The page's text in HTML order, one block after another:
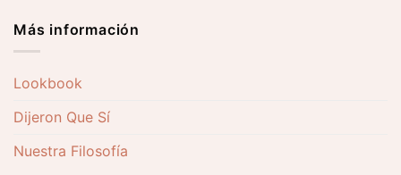
Más información
Lookbook
Dijeron Que Sí
Nuestra Filosofía